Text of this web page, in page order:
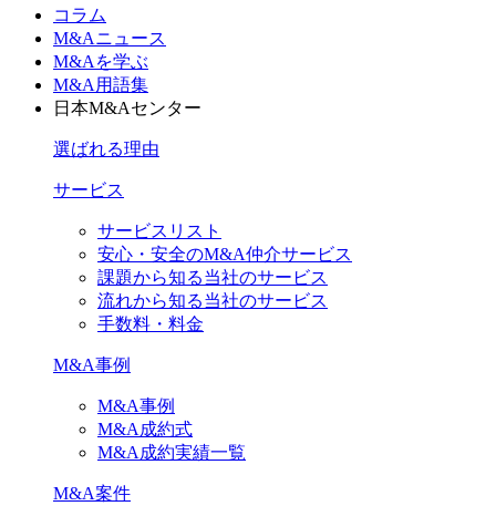
コラム
M&Aニュース
M&Aを学ぶ
M&A用語集
日本M&Aセンター
選ばれる理由
サービス
サービスリスト
安心・安全のM&A仲介サービス
課題から知る当社のサービス
流れから知る当社のサービス
手数料・料金
M&A事例
M&A事例
M&A成約式
M&A成約実績一覧
M&A案件